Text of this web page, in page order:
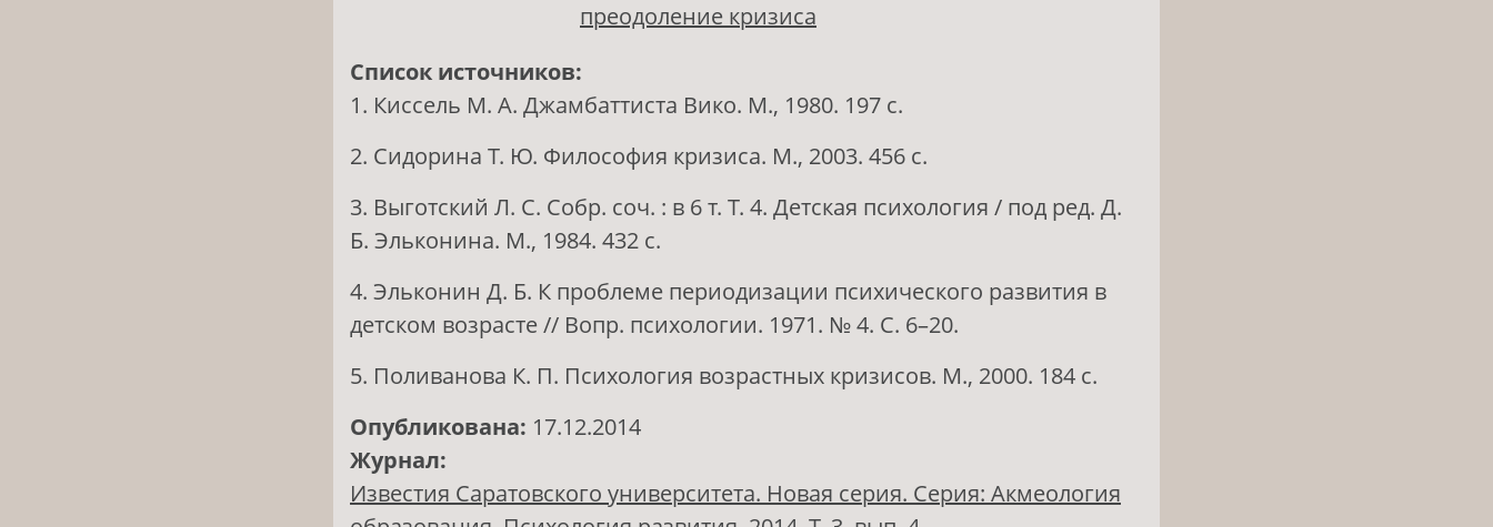
преодоление кризиса
Список источников:
1. Киссель М. А. Джамбаттиста Вико. М., 1980. 197 с.
2. Сидорина Т. Ю. Философия кризиса. М., 2003. 456 с.
3. Выготский Л. С. Собр. соч. : в 6 т. Т. 4. Детская психология / под ред. Д.
Б. Эльконина. М., 1984. 432 с.
4. Эльконин Д. Б. К проблеме периодизации психического развития в
детском возрасте // Вопр. психологии. 1971. № 4. С. 6–20.
5. Поливанова К. П. Психология возрастных кризисов. М., 2000. 184 с.
Опубликована: 17.12.2014
Журнал:
Известия Саратовского университета. Новая серия. Серия: Акмеология